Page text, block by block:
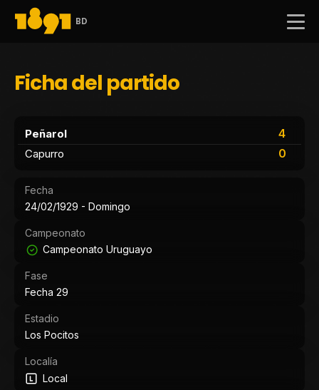
BD
Ficha del partido
Peñarol
4
0
Capurro
Fecha
24/02/1929 - Domingo
Campeonato
Campeonato Uruguayo
Fase
Fecha 29
Estadio
Los Pocitos
Localía
Local